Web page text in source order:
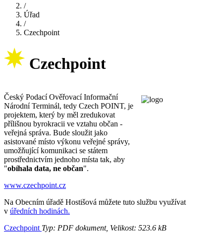
/
Úřad
/
Czechpoint
Czechpoint
Český Podací Ověřovací Informační
Národní Terminál, tedy Czech POINT, je
projektem, který by měl zredukovat
přílišnou byrokracii ve vztahu občan -
veřejná správa. Bude sloužit jako
asistované místo výkonu veřejné správy,
umožňující komunikaci se státem
prostřednictvím jednoho místa tak, aby
"obíhala data, ne občan".
www.czechpoint.cz
Na Obecním úřadě Hostišová můžete tuto službu využívat
v úředních hodinách.
Czechpoint Typ: PDF dokument, Velikost: 523.6 kB